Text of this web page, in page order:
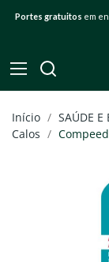
Portes gratuitos em
Início SAÚDE E
Calos